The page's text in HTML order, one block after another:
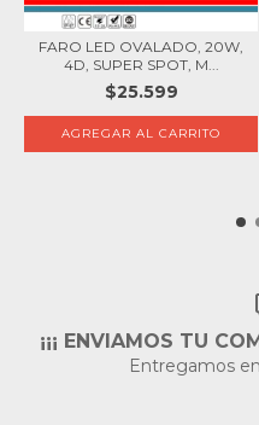
FARO LED OVALADO, 20W,
4D, SUPER SPOT, M...
$25.599
¡¡¡ ENVIAMOS TU
Entregamos